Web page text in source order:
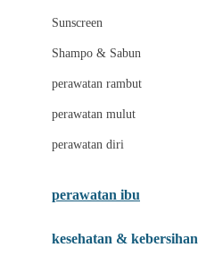
Little Miss Janis
London Taxi
Love To Dream
M
Magformers
Mamaway
Sunscreen
Shampo & Sabun
perawatan rambut
perawatan mulut
perawatan diri
perawatan ibu
kesehatan & kebersihan